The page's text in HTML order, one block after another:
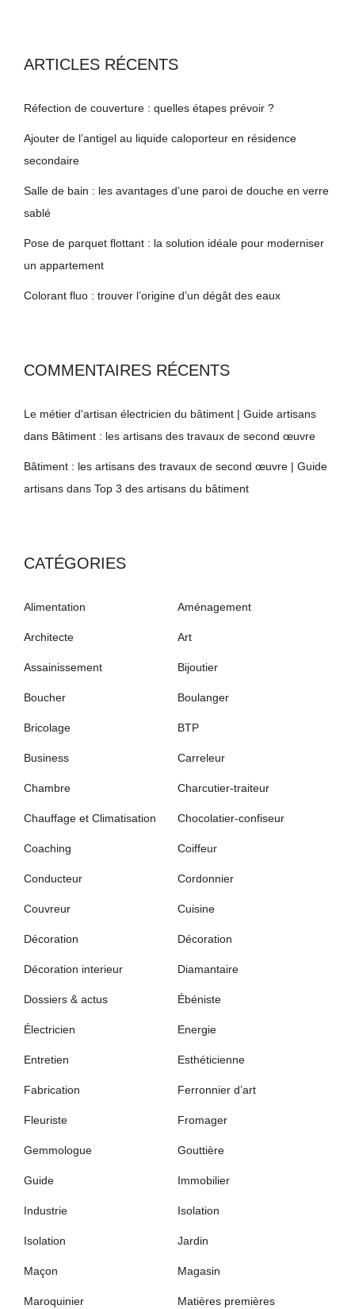
ARTICLES RÉCENTS
Réfection de couverture : quelles étapes prévoir ?
Ajouter de l’antigel au liquide caloporteur en résidence
secondaire
Salle de bain : les avantages d’une paroi de douche en verre
sablé
Pose de parquet flottant : la solution idéale pour moderniser
un appartement
Colorant fluo : trouver l’origine d’un dégât des eaux
COMMENTAIRES RÉCENTS
Le métier d'artisan électricien du bâtiment | Guide artisans
dans Bâtiment : les artisans des travaux de second œuvre
Bâtiment : les artisans des travaux de second œuvre | Guide
artisans dans Top 3 des artisans du bâtiment
CATÉGORIES
Alimentation Aménagement
Architecte Art
Assainissement Bijoutier
Boucher Boulanger
Bricolage BTP
Business Carreleur
Chambre Charcutier-traiteur
Chauffage et Climatisation Chocolatier-confiseur
Coaching Coiffeur
Conducteur Cordonnier
Couvreur Cuisine
Décoration Décoration
Décoration interieur Diamantaire
Dossiers & actus Ébéniste
Électricien Energie
Entretien Esthéticienne
Fabrication Ferronnier d’art
Fleuriste Fromager
Gemmologue Gouttière
Guide Immobilier
Industrie Isolation
Isolation Jardin
Maçon Magasin
Maroquinier Matières premières